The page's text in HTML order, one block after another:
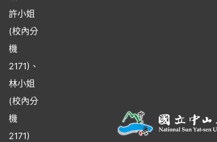
許小姐
(校內分
機
2171)、
林小姐
(校內分
機
2171)